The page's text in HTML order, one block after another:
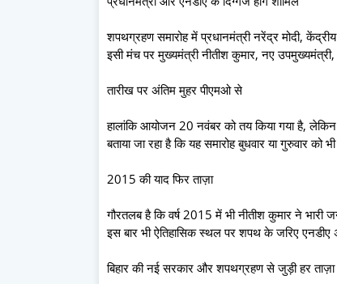
शपथग्रहण समारोह में प्रधानमंत्री नरेंद्र मोदी,
इसी मंच पर मुख्यमंत्री नीतीश कुमार, नए
तारीख पर अंतिम मुहर पीएमओ से
हालांकि आयोजन 20 नवंबर को तय किया गया है,
बताया जा रहा है कि यह समारोह बुधवार या गुरुवार
2015 की याद फिर ताज़ा
गौरतलब है कि वर्ष 2015 में भी नीतीश कुमार ने भारी
इस बार भी ऐतिहासिक स्थल पर शपथ के जरिए
बिहार की नई सरकार और शपथग्रहण से जुड़ी हर